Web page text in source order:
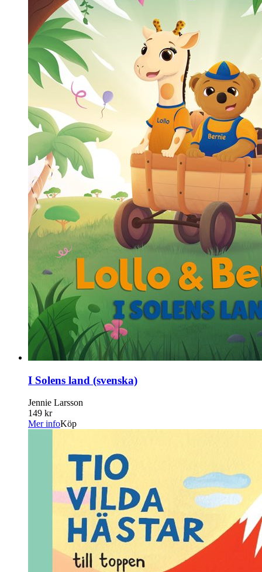
I Solens land (svenska)
Jennie Larsson
149 kr
Mer infoKöp